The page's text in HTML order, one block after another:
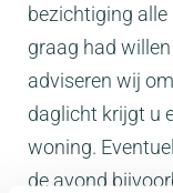
bezichtiging
graag had
adviseren wij
daglicht krijgt u
woning.
de avond